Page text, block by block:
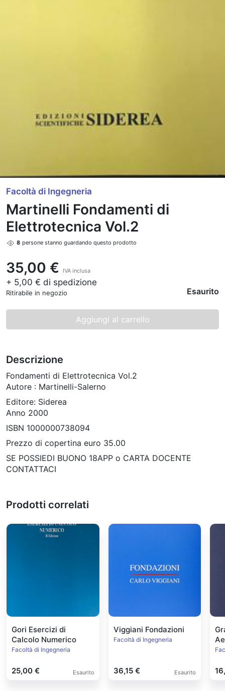
Facoltà di Ingegneria
Martinelli Fondamenti di
Elettrotecnica Vol.2
8 persone stanno guardando questo prodotto
35,00 € IVA inclusa
+ 5,00 € di spedizione
Ritirabile in negozio Esaurito
Aggiungi al carrello
Descrizione
Fondamenti di Elettrotecnica Vol.2
Autore : Martinelli-Salerno
Editore: Siderea
Anno 2000
ISBN 1000000738094
Prezzo di copertina euro 35.00
SE POSSIEDI BUONO 18APP o CARTA DOCENTE
CONTATTACI
Prodotti correlati
Gori Esercizi di
Calcolo Numerico
Facoltà di Ingegneria
25,00 € Esaurito
Viggiani Fondazioni
Facoltà di Ingegneria
36,15 € Esaurito